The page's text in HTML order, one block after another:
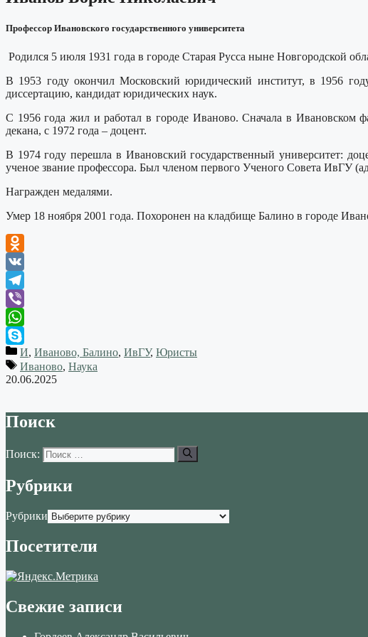
Профессор Ивановского государственного университета
Родился 5 июля 1931 года в городе Старая Русса ныне Новгородской
В 1953 году окончил Московский юридический институт, в 1956
диссертацию, кандидат юридических наук.
С 1956 года жил и работал в городе Иваново. Сначала в Ивановском
декана, с 1972 года – доцент.
В 1974 году перешла в Ивановский государственный университет:
ученое звание профессора. Был членом первого Ученого Совета ИвГУ
Награжден медалями.
Умер 18 ноября 2001 года. Похоронен на кладбище Балино в городе
Odnoklassniki
VK
Telegram
Viber
WhatsApp
Skype
И, Иваново, Балино, ИвГУ, Юристы
Иваново, Наука
20.06.2025
Поиск
Поиск:
Рубрики
Рубрики
Посетители
Свежие записи